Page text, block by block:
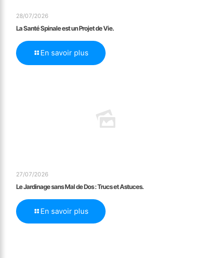
28/07/2026
La Santé Spinale est un Projet de Vie.
En savoir plus
27/07/2026
Le Jardinage sans Mal de Dos : Trucs et Astuces.
En savoir plus